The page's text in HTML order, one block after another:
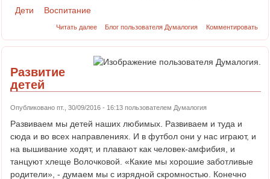
Дети
Воспитание
Читать далее Блог пользователя Думалогия Комментировать
Развитие
детей
Опубликовано пт., 30/09/2016 - 16:13 пользователем Думалогия
Развиваем мы детей наших любимых. Развиваем и туда и
сюда и во всех направлениях. И в футбол они у нас играют, и
на вышивание ходят, и плавают как человек-амфибия, и
танцуют хлеще Волочковой. «Какие мы хорошие заботливые
родители», - думаем мы с изрядной скромностью. Конечно